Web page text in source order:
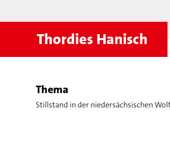
Thordies Hanisch
Thema
Stillstand in der niedersächsischen